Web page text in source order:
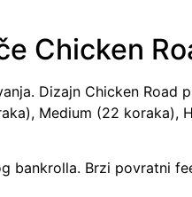
Chicken
Dizajn Chicken Road
Medium (22 koraka),
bankrolla. Brzi povratni